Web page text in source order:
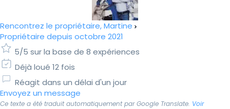
Rencontrez le propriétaire, Martine
Propriétaire depuis octobre 2021
5/5 sur la base de 8 expériences
Déjà loué 12 fois
Réagit dans un délai d'un jour
Envoyez un message
Ce texte a été traduit automatiquement par Google Translate. Voir